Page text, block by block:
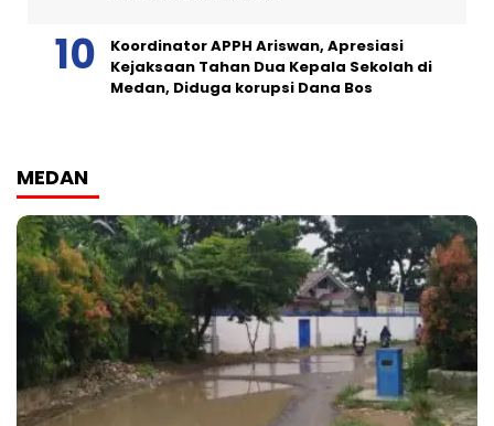
Koordinator APPH Ariswan, Apresiasi
Kejaksaan Tahan Dua Kepala Sekolah di
Medan, Diduga korupsi Dana Bos
MEDAN